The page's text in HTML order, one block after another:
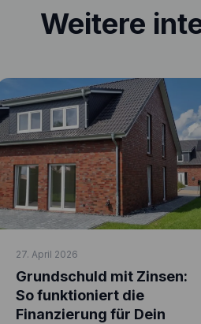
Weitere
27. April 2026
Grundschuld mit Zinsen:
So funktioniert die
Finanzierung für Dein